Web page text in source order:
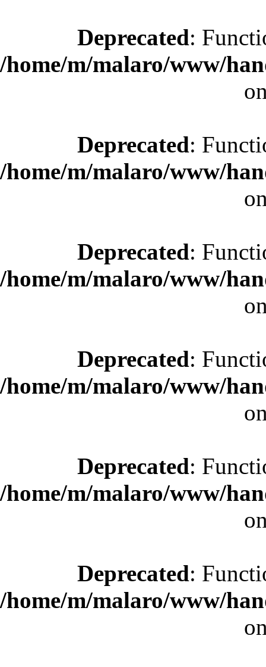
Deprecated:
/home/m/malaro/www/
Deprecated:
/home/m/malaro/www/
Deprecated:
/home/m/malaro/www/
Deprecated:
/home/m/malaro/www/
Deprecated:
/home/m/malaro/www/
Deprecated:
/home/m/malaro/www/